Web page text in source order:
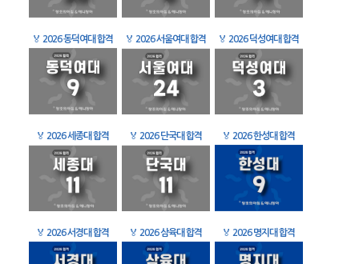
🏅 2026 동덕여대 합격 🏅 2026 서울여대 합격 🏅 2026 덕성여대 합격
🏅 2026 세종대 합격 🏅 2026 단국대 합격 🏅 2026 한성대 합격
🏅 2026 서경대 합격 🏅 2026 삼육대 합격 🏅 2026 명지대 합격